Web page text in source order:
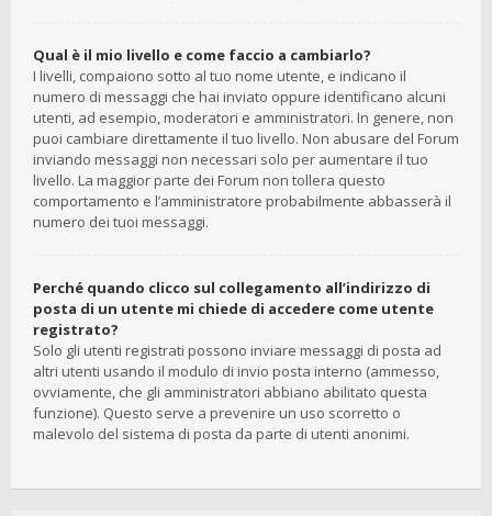
Qual è il mio livello e come faccio a cambiarlo?
I livelli, compaiono sotto al tuo nome utente, e indicano il
numero di messaggi che hai inviato oppure identificano alcuni
utenti, ad esempio, moderatori e amministratori. In genere, non
puoi cambiare direttamente il tuo livello. Non abusare del Forum
inviando messaggi non necessari solo per aumentare il tuo
livello. La maggior parte dei Forum non tollera questo
comportamento e l’amministratore probabilmente abbasserà il
numero dei tuoi messaggi.
Perché quando clicco sul collegamento all’indirizzo di
posta di un utente mi chiede di accedere come utente
registrato?
Solo gli utenti registrati possono inviare messaggi di posta ad
altri utenti usando il modulo di invio posta interno (ammesso,
ovviamente, che gli amministratori abbiano abilitato questa
funzione). Questo serve a prevenire un uso scorretto o
malevolo del sistema di posta da parte di utenti anonimi.